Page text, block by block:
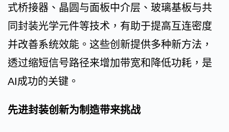
式桥接器、晶圆与面板中介层、玻璃基板与共
同封装光学元件等技术，有助于提高互连密度
并改善系统效能。这些创新提供多种新方法，
透过缩短信号路径来增加带宽和降低功耗，是
AI成功的关键。
先进封装创新为制造带来挑战